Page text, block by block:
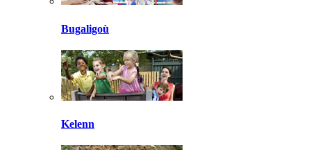
Bugaligoù
Kelenn